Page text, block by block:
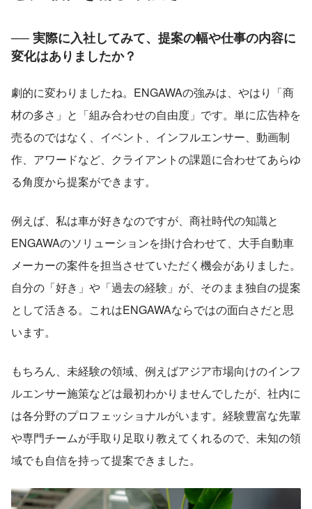
── 実際に入社してみて、提案の幅や仕事の内容に
変化はありましたか？
劇的に変わりましたね。ENGAWAの強みは、やはり「商
材の多さ」と「組み合わせの自由度」です。単に広告枠を
売るのではなく、イベント、インフルエンサー、動画制
作、アワードなど、クライアントの課題に合わせてあらゆ
る角度から提案ができます。
例えば、私は車が好きなのですが、商社時代の知識と
ENGAWAのソリューションを掛け合わせて、大手自動車
メーカーの案件を担当させていただく機会がありました。
自分の「好き」や「過去の経験」が、そのまま独自の提案
として活きる。これはENGAWAならではの面白さだと思
います。
もちろん、未経験の領域、例えばアジア市場向けのインフ
ルエンサー施策などは最初わかりませんでしたが、社内に
は各分野のプロフェッショナルがいます。経験豊富な先輩
や専門チームが手取り足取り教えてくれるので、未知の領
域でも自信を持って提案できました。